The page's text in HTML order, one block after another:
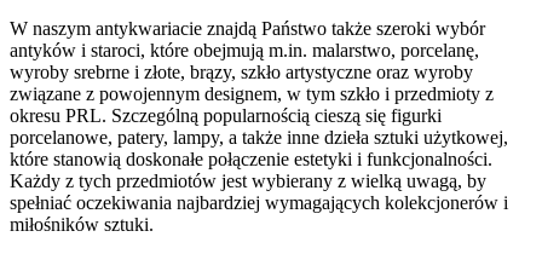
W naszym antykwariacie znajdą Państwo także szeroki wybór
antyków i staroci, które obejmują m.in. malarstwo, porcelanę,
wyroby srebrne i złote, brązy, szkło artystyczne oraz wyroby
związane z powojennym designem, w tym szkło i przedmioty z
okresu PRL. Szczególną popularnością cieszą się figurki
porcelanowe, patery, lampy, a także inne dzieła sztuki użytkowej,
które stanowią doskonałe połączenie estetyki i funkcjonalności.
Każdy z tych przedmiotów jest wybierany z wielką uwagą, by
spełniać oczekiwania najbardziej wymagających kolekcjonerów i
miłośników sztuki.